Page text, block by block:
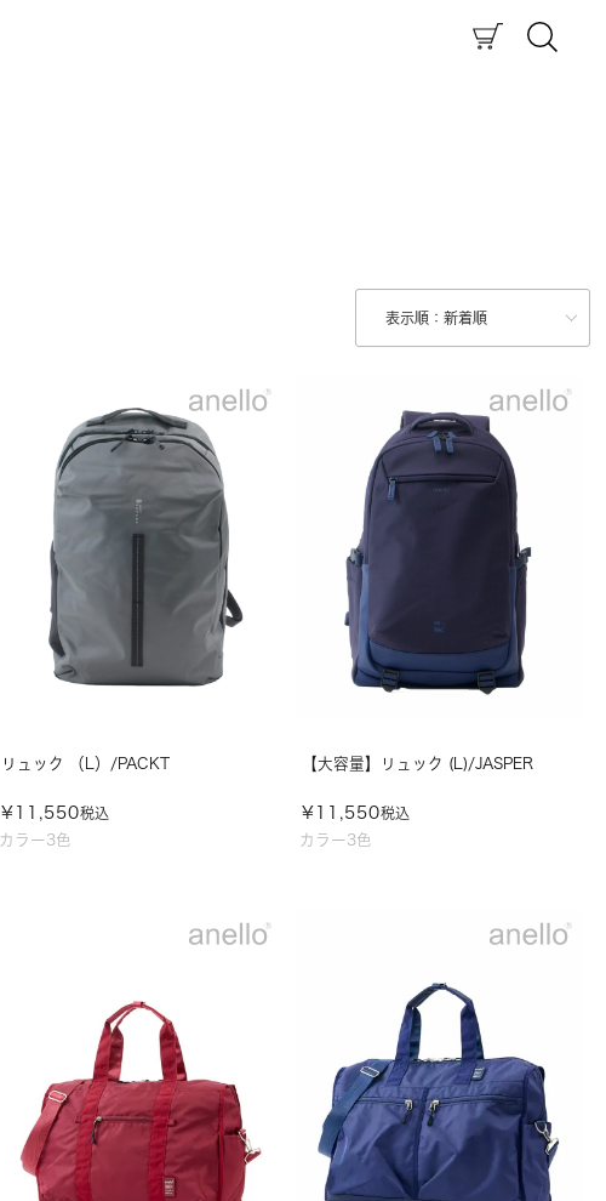
カラー3色
リュック （L）/PACKT
¥ 11,550税込
カラー3色
【大容量】リュック (L)/JASPER
¥ 11,550税込